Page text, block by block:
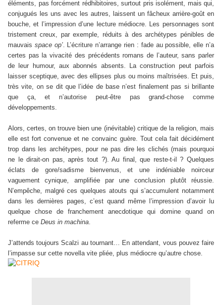
éléments, pas forcément rédhibitoires, surtout pris isolément, mais qui,
conjugués les uns avec les autres, laissent un fâcheux arrière-goût en
bouche, et l’impression d’une lecture médiocre. Les personnages sont
tristement creux, par exemple, réduits à des archétypes pénibles de
mauvais space op’. L’écriture n’arrange rien : fade au possible, elle n’a
certes pas la vivacité des précédents romans de l’auteur, sans parler
de leur humour, aux abonnés absents. La construction peut parfois
laisser sceptique, avec des ellipses plus ou moins maîtrisées. Et puis,
très vite, on se dit que l’idée de base n’est finalement pas si brillante
que ça, et n’autorise peut-être pas grand-chose comme
développements.
Alors, certes, on trouve bien une (inévitable) critique de la religion, mais
elle est fort convenue et ne convainc guère. Tout cela fait décidément
trop dans les archétypes, pour ne pas dire les clichés (mais pourquoi
ne le dirait-on pas, après tout ?). Au final, que reste-t-il ? Quelques
éclats de gore/sadisme bienvenus, et une indéniable noirceur
vaguement cynique, amplifiée par une conclusion plutôt réussie.
N’empêche, malgré ces quelques atouts qui s’accumulent notamment
dans les dernières pages, c’est quand même l’impression d’avoir lu
quelque chose de franchement anecdotique qui domine quand on
referme ce Deus in machina.
J’attends toujours Scalzi au tournant… En attendant, vous pouvez faire
l’impasse sur cette novella vite pliée, plus médiocre qu’autre chose.